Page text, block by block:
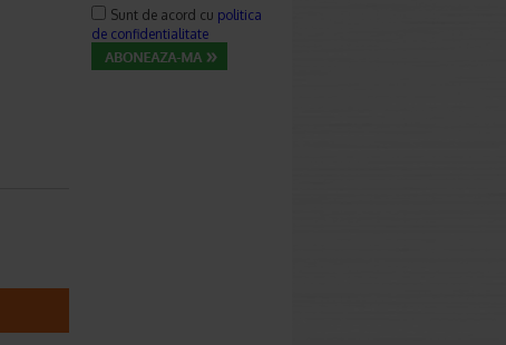
Sunt de acord cu politica
de confidentialitate